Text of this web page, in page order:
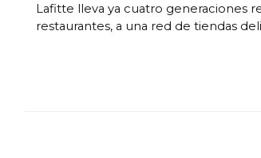
Lafitte lleva ya cuatro generaciones
restaurantes, a una red de tiendas